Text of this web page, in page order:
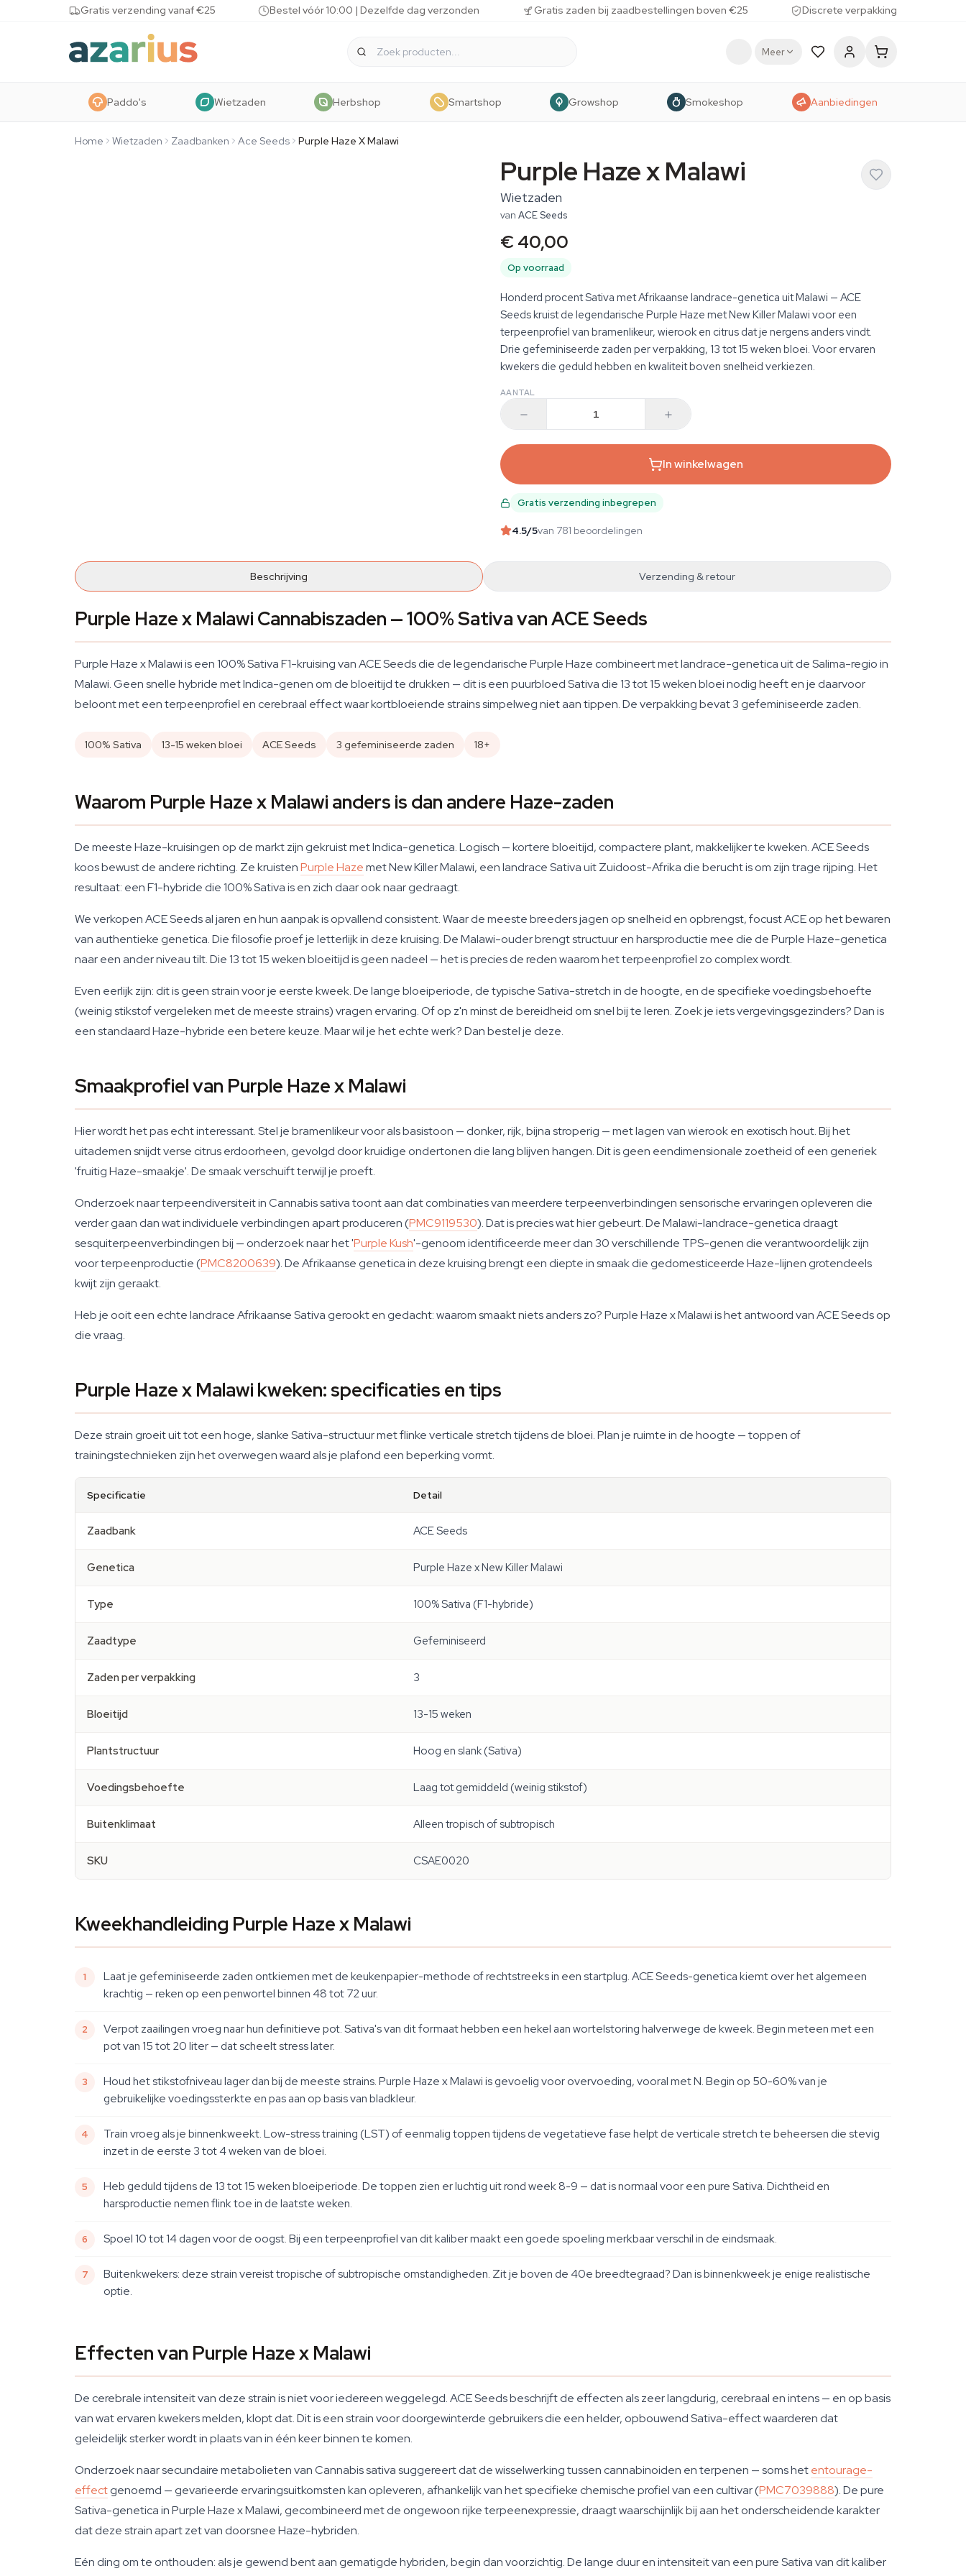
Skip to content Gratis verzending vanaf €25 Bestel vóór 10:00 | Dezelfde dag verzonden Gratis zaden bij zaadbestellingen boven €25 Discrete verpakking
Meer
Paddo's Wietzaden Herbshop Smartshop Growshop Smokeshop Aanbiedingen
Home Wietzaden Zaadbanken Ace Seeds Purple Haze X Malawi
Purple Haze x Malawi
Wietzaden
van ACE Seeds
€ 40,00
Op voorraad
Honderd procent Sativa met Afrikaanse landrace-genetica uit Malawi — ACE
Seeds kruist de legendarische Purple Haze met New Killer Malawi voor een
terpeenprofiel van bramenlikeur, wierook en citrus dat je nergens anders vindt.
Drie gefeminiseerde zaden per verpakking, 13 tot 15 weken bloei. Voor ervaren
kwekers die geduld hebben en kwaliteit boven snelheid verkiezen.
AANTAL
In winkelwagen
Gratis verzending inbegrepen
4.5/5van 781 beoordelingen
Beschrijving Verzending & retour
Purple Haze x Malawi Cannabiszaden — 100% Sativa van ACE Seeds
Purple Haze x Malawi is een 100% Sativa F1-kruising van ACE Seeds die de legendarische Purple Haze combineert met landrace-genetica uit de Salima-regio in
Malawi. Geen snelle hybride met Indica-genen om de bloeitijd te drukken — dit is een puurbloed Sativa die 13 tot 15 weken bloei nodig heeft en je daarvoor
beloont met een terpeenprofiel en cerebraal effect waar kortbloeiende strains simpelweg niet aan tippen. De verpakking bevat 3 gefeminiseerde zaden.
100% Sativa 13-15 weken bloei ACE Seeds 3 gefeminiseerde zaden 18+
Waarom Purple Haze x Malawi anders is dan andere Haze-zaden
De meeste Haze-kruisingen op de markt zijn gekruist met Indica-genetica. Logisch — kortere bloeitijd, compactere plant, makkelijker te kweken. ACE Seeds
koos bewust de andere richting. Ze kruistenPurple Hazemet New Killer Malawi, een landrace Sativa uit Zuidoost-Afrika die berucht is om zijn trage rijping. Het
resultaat: een F1-hybride die 100% Sativa is en zich daar ook naar gedraagt.
We verkopen ACE Seeds al jaren en hun aanpak is opvallend consistent. Waar de meeste breeders jagen op snelheid en opbrengst, focust ACE op het bewaren
van authentieke genetica. Die filosofie proef je letterlijk in deze kruising. De Malawi-ouder brengt structuur en harsproductie mee die de Purple Haze-genetica
naar een ander niveau tilt. Die 13 tot 15 weken bloeitijd is geen nadeel — het is precies de reden waarom het terpeenprofiel zo complex wordt.
Even eerlijk zijn: dit is geen strain voor je eerste kweek. De lange bloeiperiode, de typische Sativa-stretch in de hoogte, en de specifieke voedingsbehoefte
(weinig stikstof vergeleken met de meeste strains) vragen ervaring. Of op z'n minst de bereidheid om snel bij te leren. Zoek je iets vergevingsgezinders? Dan is
een standaard Haze-hybride een betere keuze. Maar wil je het echte werk? Dan bestel je deze.
Smaakprofiel van Purple Haze x Malawi
Hier wordt het pas echt interessant. Stel je bramenlikeur voor als basistoon — donker, rijk, bijna stroperig — met lagen van wierook en exotisch hout. Bij het
uitademen snijdt verse citrus erdoorheen, gevolgd door kruidige ondertonen die lang blijven hangen. Dit is geen eendimensionale zoetheid of een generiek
'fruitig Haze-smaakje'. De smaak verschuift terwijl je proeft.
Onderzoek naar terpeendiversiteit in Cannabis sativa toont aan dat combinaties van meerdere terpeenverbindingen sensorische ervaringen opleveren die
verder gaan dan wat individuele verbindingen apart produceren (PMC9119530). Dat is precies wat hier gebeurt. De Malawi-landrace-genetica draagt
sesquiterpeenverbindingen bij — onderzoek naar het 'Purple Kush'-genoom identificeerde meer dan 30 verschillende TPS-genen die verantwoordelijk zijn
voor terpeenproductie (PMC8200639). De Afrikaanse genetica in deze kruising brengt een diepte in smaak die gedomesticeerde Haze-lijnen grotendeels
kwijt zijn geraakt.
Heb je ooit een echte landrace Afrikaanse Sativa gerookt en gedacht: waarom smaakt niets anders zo? Purple Haze x Malawi is het antwoord van ACE Seeds op
die vraag.
Purple Haze x Malawi kweken: specificaties en tips
Deze strain groeit uit tot een hoge, slanke Sativa-structuur met flinke verticale stretch tijdens de bloei. Plan je ruimte in de hoogte — toppen of
trainingstechnieken zijn het overwegen waard als je plafond een beperking vormt.
Specificatie Detail
Zaadbank ACE Seeds
Genetica Purple Haze x New Killer Malawi
Type 100% Sativa (F1-hybride)
Zaadtype Gefeminiseerd
Zaden per verpakking 3
Bloeitijd 13-15 weken
Plantstructuur Hoog en slank (Sativa)
Voedingsbehoefte Laag tot gemiddeld (weinig stikstof)
Buitenklimaat Alleen tropisch of subtropisch
SKU CSAE0020
Kweekhandleiding Purple Haze x Malawi
Laat je gefeminiseerde zaden ontkiemen met de keukenpapier-methode of rechtstreeks in een startplug. ACE Seeds-genetica kiemt over het algemeen
krachtig — reken op een penwortel binnen 48 tot 72 uur.
Verpot zaailingen vroeg naar hun definitieve pot. Sativa's van dit formaat hebben een hekel aan wortelstoring halverwege de kweek. Begin meteen met een
pot van 15 tot 20 liter — dat scheelt stress later.
Houd het stikstofniveau lager dan bij de meeste strains. Purple Haze x Malawi is gevoelig voor overvoeding, vooral met N. Begin op 50-60% van je
gebruikelijke voedingssterkte en pas aan op basis van bladkleur.
Train vroeg als je binnenkweekt. Low-stress training (LST) of eenmalig toppen tijdens de vegetatieve fase helpt de verticale stretch te beheersen die stevig
inzet in de eerste 3 tot 4 weken van de bloei.
Heb geduld tijdens de 13 tot 15 weken bloeiperiode. De toppen zien er luchtig uit rond week 8-9 — dat is normaal voor een pure Sativa. Dichtheid en
harsproductie nemen flink toe in de laatste weken.
Spoel 10 tot 14 dagen voor de oogst. Bij een terpeenprofiel van dit kaliber maakt een goede spoeling merkbaar verschil in de eindsmaak.
Buitenkwekers: deze strain vereist tropische of subtropische omstandigheden. Zit je boven de 40e breedtegraad? Dan is binnenkweek je enige realistische
optie.
Effecten van Purple Haze x Malawi
De cerebrale intensiteit van deze strain is niet voor iedereen weggelegd. ACE Seeds beschrijft de effecten als zeer langdurig, cerebraal en intens — en op basis
van wat ervaren kwekers melden, klopt dat. Dit is een strain voor doorgewinterde gebruikers die een helder, opbouwend Sativa-effect waarderen dat
geleidelijk sterker wordt in plaats van in één keer binnen te komen.
Onderzoek naar secundaire metabolieten van Cannabis sativa suggereert dat de wisselwerking tussen cannabinoiden en terpenen — soms hetentourage-
effectgenoemd — gevarieerde ervaringsuitkomsten kan opleveren, afhankelijk van het specifieke chemische profiel van een cultivar (PMC7039888). De pure
Sativa-genetica in Purple Haze x Malawi, gecombineerd met de ongewoon rijke terpeenexpressie, draagt waarschijnlijk bij aan het onderscheidende karakter
dat deze strain apart zet van doorsnee Haze-hybriden.
Eén ding om te onthouden: als je gewend bent aan gematigde hybriden, begin dan voorzichtig. De lange duur en intensiteit van een pure Sativa van dit kaliber